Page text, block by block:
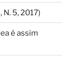
N. 5, 2017)
é assim